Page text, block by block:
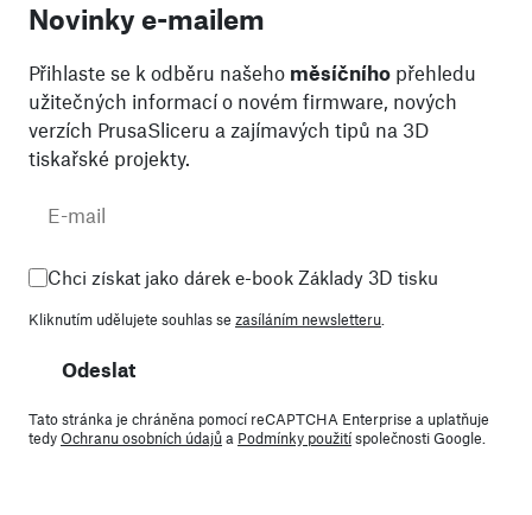
Novinky e-mailem
Přihlaste se k odběru našeho měsíčního přehledu
užitečných informací o novém firmware, nových
verzích PrusaSliceru a zajímavých tipů na 3D
tiskařské projekty.
Chci získat jako dárek e-book Základy 3D tisku
Kliknutím udělujete souhlas se zasíláním newsletteru
Odeslat
Tato stránka je chráněna pomocí reCAPTCHA Enterprise a uplatňuje
tedyOchranu osobních údajůa Podmínky použitíspolečnosti Google.